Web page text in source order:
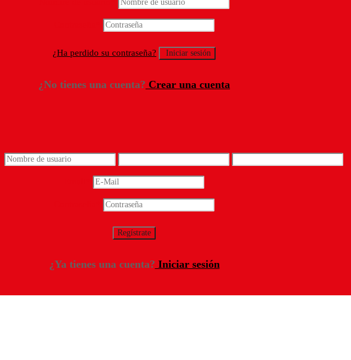
¿Ha perdido su contraseña?
¿No tienes una cuenta? Crear una cuenta
¿Ya tienes una cuenta? Iniciar sesión